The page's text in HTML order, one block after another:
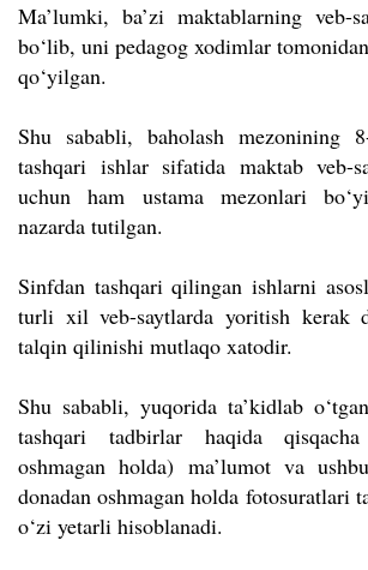
Ma’lumki, ba’zi maktablarning veb-
bo‘lib, uni pedagog xodimlar
qo‘yilgan.
Shu sababli, baholash mezonining
tashqari ishlar sifatida maktab veb-
uchun ham ustama mezonlari
nazarda tutilgan.
Sinfdan tashqari qilingan ishlarni
turli xil veb-saytlarda yoritish kerak
talqin qilinishi mutlaqo xatodir.
Shu sababli, yuqorida ta’kidlab
tashqari tadbirlar haqida
oshmagan holda) ma’lumot va
donadan oshmagan holda fotosuratlari
o‘zi yetarli hisoblanadi.